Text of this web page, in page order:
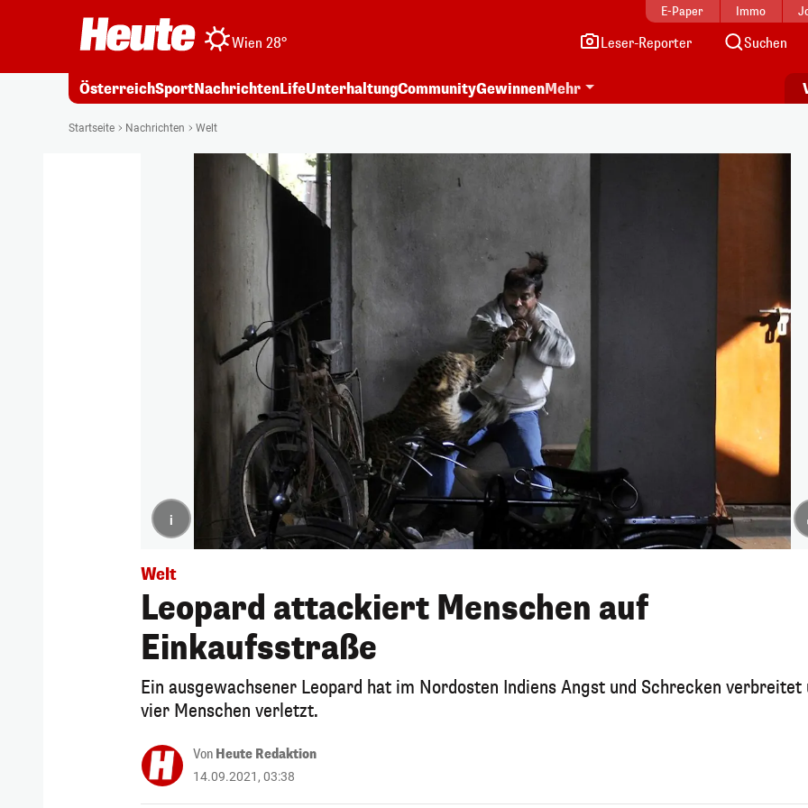
E-Paper Immo
Wien 28° Leser-Reporter Suchen
ÖsterreichSportNachrichtenLifeUnterhaltungCommunityGewinnenMehr
Startseite Nachrichten Welt
i
Welt
Leopard attackiert Menschen auf
Einkaufsstraße
Ein ausgewachsener Leopard hat im Nordosten Indiens Angst und Schrecken verbreitet
vier Menschen verletzt.
Von Heute Redaktion
14.09.2021, 03:38